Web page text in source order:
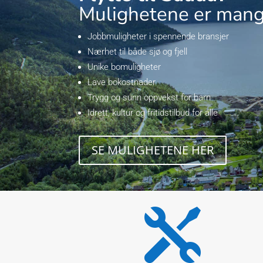
Mulighetene er
Jobbmuligheter i spennende bransjer
Nærhet til både sjø og fjell
Unike bomuligheter
Lave bokostnader
Trygg og sunn oppvekst for barn
Idrett, kultur og fritidstilbud for alle
SE MULIGHETENE HER
